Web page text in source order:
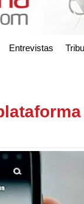
Entrevistas